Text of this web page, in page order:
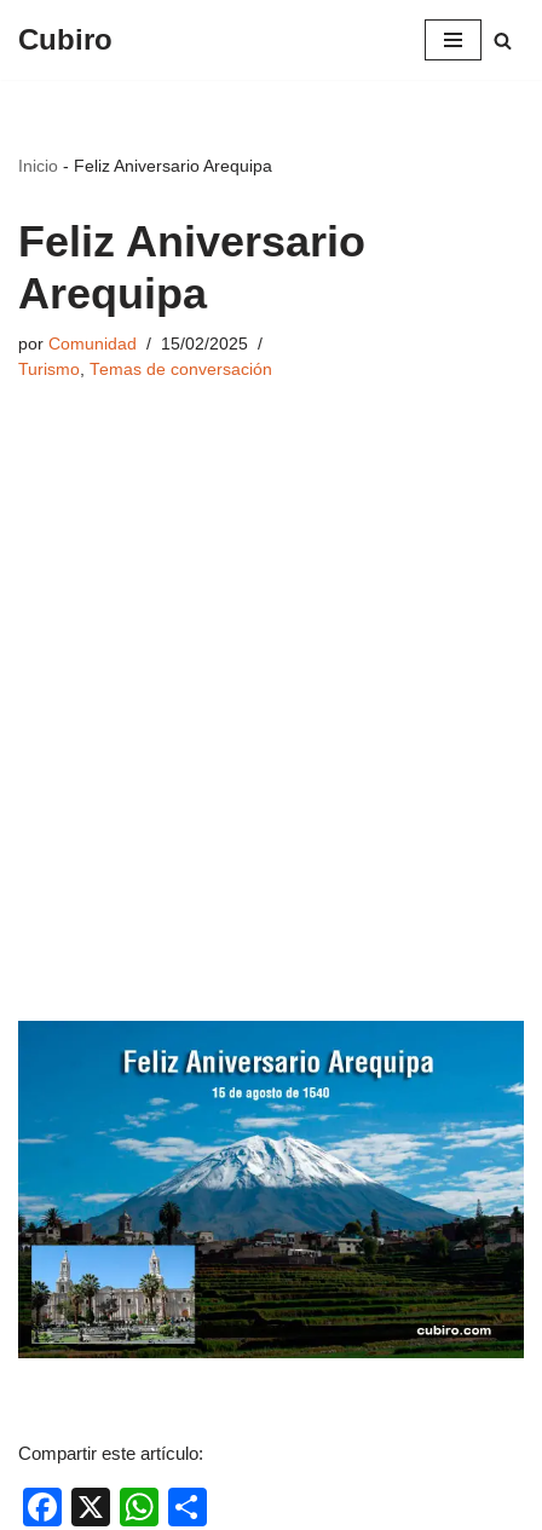
Cubiro
Inicio - Feliz Aniversario Arequipa
Feliz Aniversario
Arequipa
por Comunidad
15/02/2025
Turismo, Temas de conversación
Compartir este artículo:
F
X
W